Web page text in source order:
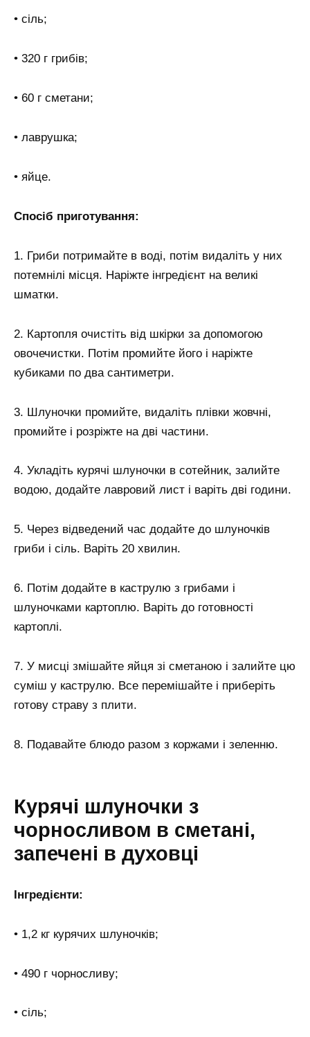
• сіль;
• 320 г грибів;
• 60 г сметани;
• лаврушка;
• яйце.
Спосіб приготування:
1. Гриби потримайте в воді, потім видаліть у них
потемнілі місця. Наріжте інгредієнт на великі
шматки.
2. Картопля очистіть від шкірки за допомогою
овочечистки. Потім промийте його і наріжте
кубиками по два сантиметри.
3. Шлуночки промийте, видаліть плівки жовчні,
промийте і розріжте на дві частини.
4. Укладіть курячі шлуночки в сотейник, залийте
водою, додайте лавровий лист і варіть дві години.
5. Через відведений час додайте до шлуночків
гриби і сіль. Варіть 20 хвилин.
6. Потім додайте в каструлю з грибами і
шлуночками картоплю. Варіть до готовності
картоплі.
7. У мисці змішайте яйця зі сметаною і залийте цю
суміш у каструлю. Все перемішайте і приберіть
готову страву з плити.
8. Подавайте блюдо разом з коржами і зеленню.
Курячі шлуночки з
чорносливом в сметані,
запечені в духовці
Інгредієнти:
• 1,2 кг курячих шлуночків;
• 490 г чорносливу;
• сіль;